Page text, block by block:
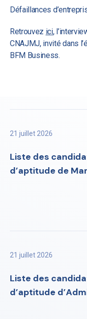
Défaillances
Retrouvez ici,
CNAJMJ, invité dans
BFM Business.
21 juillet 2026
Liste des
d’aptitude de
21 juillet 2026
Liste des
d’aptitude